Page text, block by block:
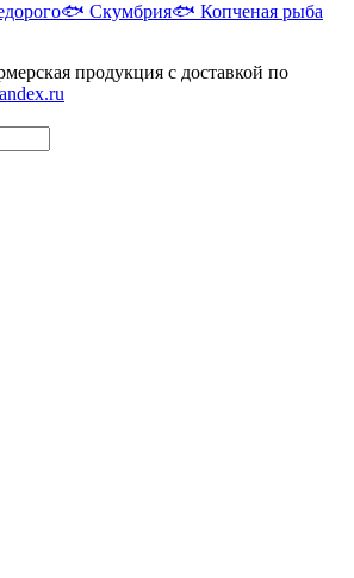
🐟 Скумбрия🐟 Копченая рыба
продукция с доставкой по